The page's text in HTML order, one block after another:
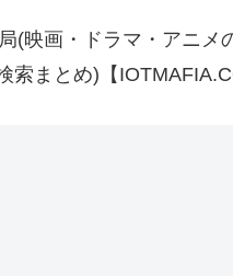
(映画・ドラマ・アニメ
索まとめ)【